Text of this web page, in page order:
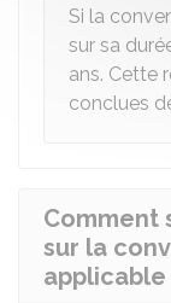
Si la
sur sa
ans. Cette
conclues
Comment
sur la